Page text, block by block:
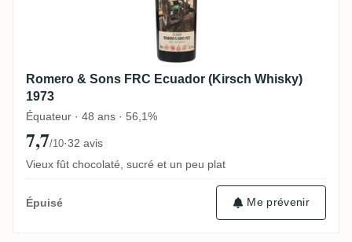
Romero & Sons FRC Ecuador (Kirsch Whisky)
1973
Équateur · 48 ans · 56,1%
7,7/10·32 avis
Vieux fût chocolaté, sucré et un peu plat
Épuisé Me prévenir